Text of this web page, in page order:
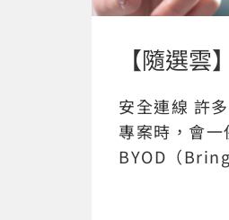
【隨選
安全連線 許
專案時，會一
BYOD（